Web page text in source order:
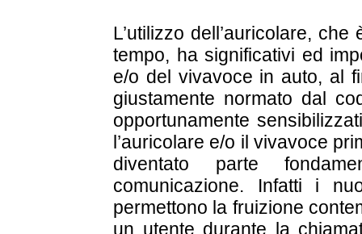
L’utilizzo dell’auricolare,
tempo, ha significativi ed
e/o del vivavoce in auto, al
giustamente normato dal
opportunamente
l’auricolare e/o il vivavoce
diventato parte
comunicazione. Infatti i
permettono la fruizione
un utente durante la